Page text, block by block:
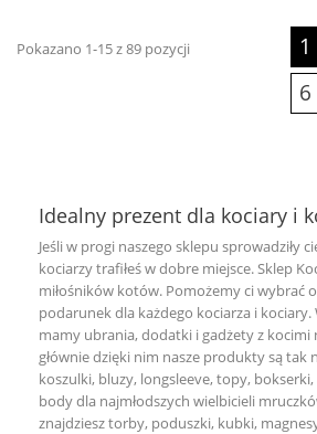
Pokazano 1-15 z 89 pozycji 1
6
Idealny prezent dla kociary i
Jeśli w progi naszego sklepu sprowadziły
kociarzy trafiłeś w dobre miejsce. Sklep
miłośników kotów. Pomożemy ci wybrać
podarunek dla każdego kociarza i
mamy ubrania, dodatki i gadżety z kocimi
głównie dzięki nim nasze produkty są tak
koszulki, bluzy, longsleeve, topy,
body dla najmłodszych wielbicieli
znajdziesz torby, poduszki, kubki,